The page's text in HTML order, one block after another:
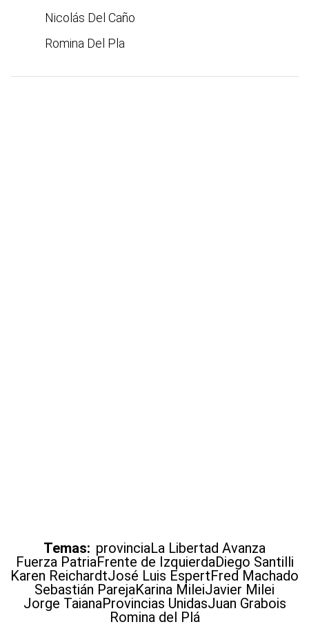
Nicolás Del Caño
Romina Del Pla
Temas: provinciaLa Libertad Avanza
Fuerza PatriaFrente de IzquierdaDiego Santilli
Karen ReichardtJosé Luis EspertFred Machado
Sebastián ParejaKarina MileiJavier Milei
Jorge TaianaProvincias UnidasJuan Grabois
Romina del Plá